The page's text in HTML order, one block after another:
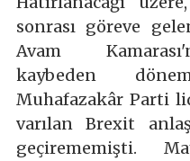
sonrası göreve
Avam
kaybeden
Muhafazakâr Parti
varılan Brexit
geçirememişti.